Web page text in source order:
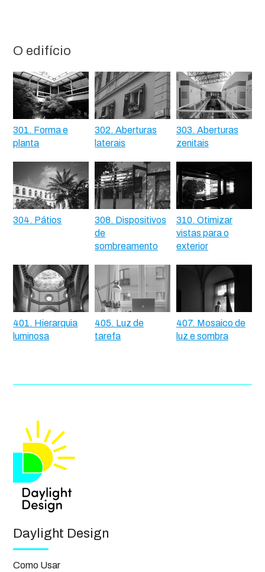
O edifício
301. Forma e
planta
302. Aberturas
laterais
303. Aberturas
zenitais
304. Pátios
308. Dispositivos
de
sombreamento
310. Otimizar
vistas para o
exterior
401. Hierarquia
luminosa
405. Luz de
tarefa
407. Mosaico de
luz e sombra
Daylight Design
Como Usar